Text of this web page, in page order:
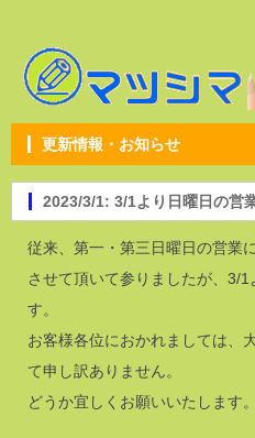
更新情報・お知らせ
2023/3/1: 3/1より日曜日の営
従来、第一・第三日曜日の営業
させて頂いて参りましたが、3/
す。
お客様各位におかれましては、
て申し訳ありません。
どうか宜しくお願いいたします。